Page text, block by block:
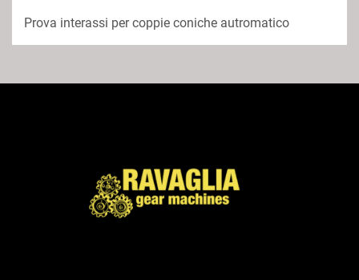
Prova interassi per coppie coniche autromatico